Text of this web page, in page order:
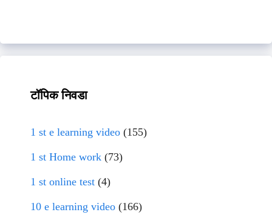
टॉपिक निवडा
1 st e learning video (155)
1 st Home work (73)
1 st online test (4)
10 e learning video (166)